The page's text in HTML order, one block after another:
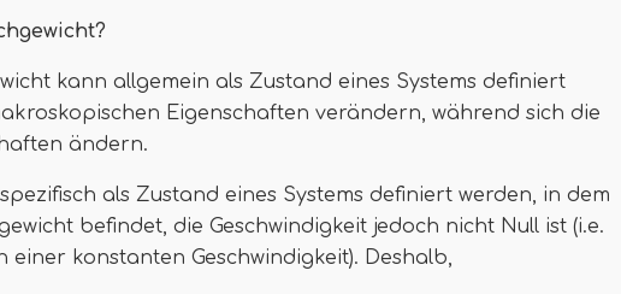
kann allgemein als Zustand eines Systems definiert
Eigenschaften verändern, während sich die
ändern.
als Zustand eines Systems definiert werden, in dem
befindet, die Geschwindigkeit jedoch nicht Null ist (i.e.
einer konstanten Geschwindigkeit). Deshalb,